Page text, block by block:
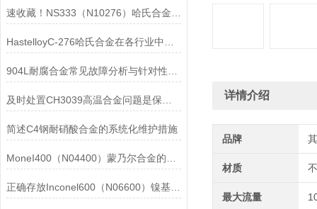
简述C4钢耐硝酸合金的系统化维护措施
正确存放Inconel600（N06600）镍基合金的重要性介绍
详情介绍
品牌
材质
最大流量